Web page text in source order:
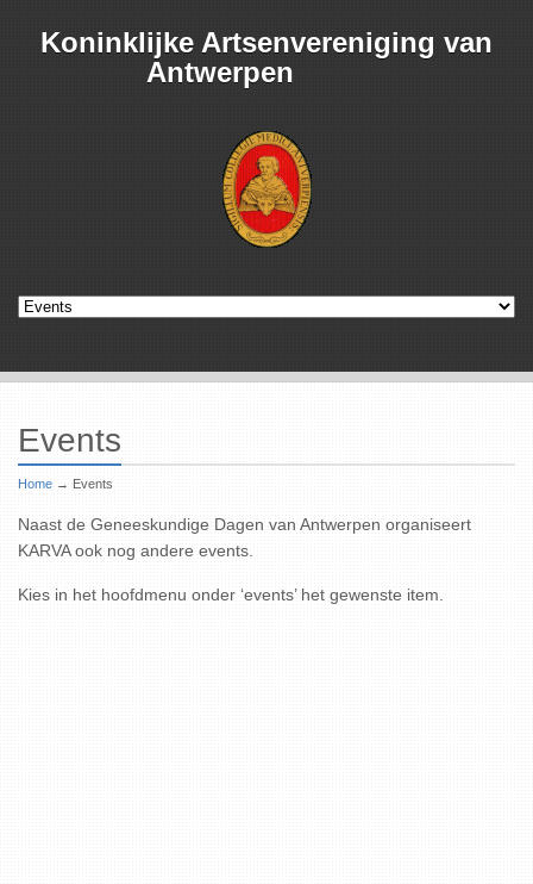
Koninklijke Artsenvereniging van
Antwerpen
Events
Home → Events
Naast de Geneeskundige Dagen van Antwerpen organiseert
KARVA ook nog andere events.
Kies in het hoofdmenu onder ‘events’ het gewenste item.